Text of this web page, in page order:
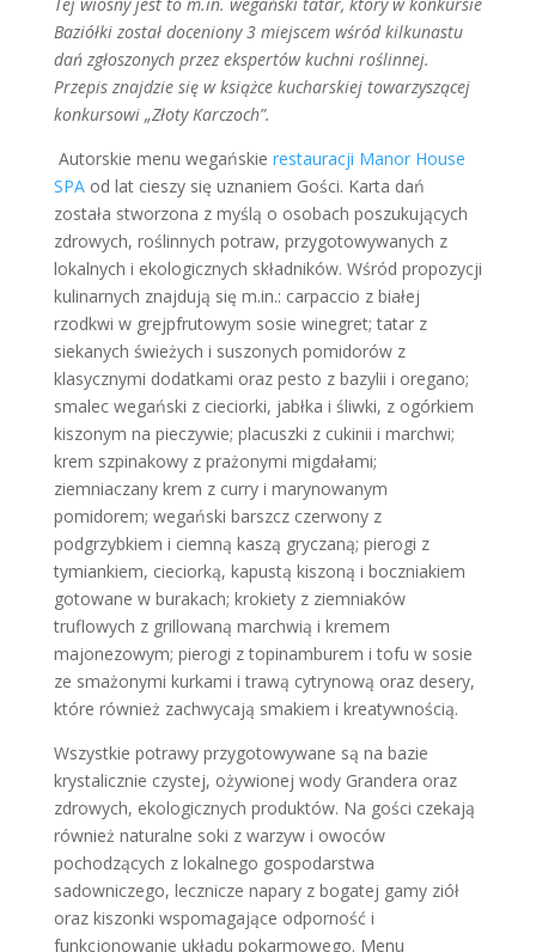
Baziółki został doceniony 3 miejscem wśród kilkunastu
dań zgłoszonych przez ekspertów kuchni roślinnej.
Przepis znajdzie się w książce kucharskiej towarzyszącej
konkursowi „Złoty Karczoch”.
​ Autorskie menu wegańskie restauracji Manor House
SPAod lat cieszy się uznaniem Gości. Karta dań
została stworzona z myślą o osobach poszukujących
zdrowych, roślinnych potraw, przygotowywanych z
lokalnych i ekologicznych składników. Wśród propozycji
kulinarnych znajdują się m.in.: carpaccio z białej
rzodkwi w grejpfrutowym sosie winegret; tatar z
siekanych świeżych i suszonych pomidorów z
klasycznymi dodatkami oraz pesto z bazylii i oregano;
smalec wegański z cieciorki, jabłka i śliwki, z ogórkiem
kiszonym na pieczywie; placuszki z cukinii i marchwi;
krem szpinakowy z prażonymi migdałami;
ziemniaczany krem z curry i marynowanym
pomidorem; wegański barszcz czerwony z
podgrzybkiem i ciemną kaszą gryczaną; pierogi z
tymiankiem, cieciorką, kapustą kiszoną i boczniakiem
gotowane w burakach; krokiety z ziemniaków
truflowych z grillowaną marchwią i kremem
majonezowym; pierogi z topinamburem i tofu w sosie
ze smażonymi kurkami i trawą cytrynową oraz desery,
które również zachwycają smakiem i kreatywnością.
Wszystkie potrawy przygotowywane są na bazie
krystalicznie czystej, ożywionej wody Grandera oraz
zdrowych, ekologicznych produktów. Na gości czekają
również naturalne soki z warzyw i owoców
pochodzących z lokalnego gospodarstwa
sadowniczego, lecznicze napary z bogatej gamy ziół
oraz kiszonki wspomagające odporność i
funkcjonowanie układu pokarmowego. Menu